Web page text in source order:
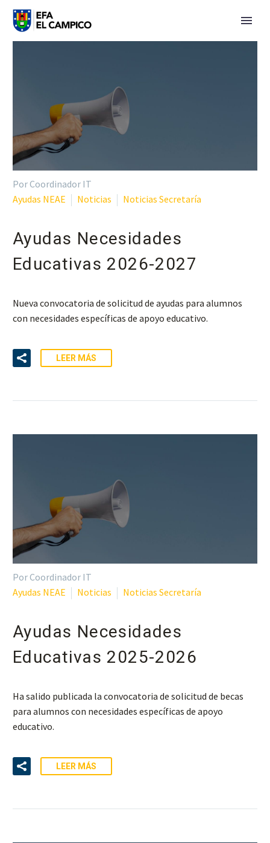
Por Coordinador IT
Ayudas NEAE
Noticias Noticias Secretaría
Ayudas Necesidades
Educativas 2026-2027
Nueva convocatoria de solicitud de ayudas para alumnos
con necesidades específicas de apoyo educativo.
LEER MÁS
Por Coordinador IT
Ayudas NEAE
Noticias Noticias Secretaría
Ayudas Necesidades
Educativas 2025-2026
Ha salido publicada la convocatoria de solicitud de becas
para alumnos con necesidades específicas de apoyo
educativo.
LEER MÁS